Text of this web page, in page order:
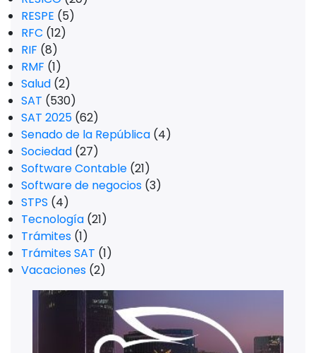
RESPE (5)
RFC (12)
RIF (8)
RMF (1)
Salud (2)
SAT (530)
SAT 2025 (62)
Senado de la República (4)
Sociedad (27)
Software Contable (21)
Software de negocios (3)
STPS (4)
Tecnología (21)
Trámites (1)
Trámites SAT (1)
Vacaciones (2)